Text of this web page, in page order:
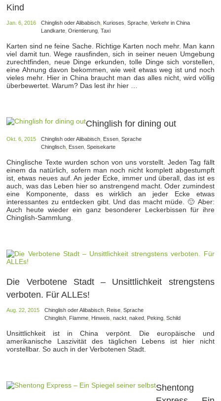
Kind
Jan. 6, 2016 Chinglish oder Alibabisch Kurioses ,Sprache ,Verkehr in China
Landkarte ,Orientierung ,Taxi
Karten sind ne feine Sache. Richtige Karten noch mehr. Man kann
viel damit tun. Wege rausfinden, sich in seiner neuen Umgebung
zurechtfinden, neue Dinge erkunden, tolle Dinge sich vorstellen,
eine Ahnung davon bekommen, wie weit etwas weg ist und noch
vieles mehr. Hier in China braucht man das alles nicht, wird völlig
überbewertet. Warum? Das lest ihr hier …
Chinglish for dining out
Okt. 6, 2015 Chinglish oder Alibabisch Essen ,Sprache
Chinglisch
Essen ,Speisekarte
Chinglische Texte wurden schon von uns vorstellt. Jeden Tag fällt
einem da natürlich, sofern man noch nicht komplett abgestumpft
ist, etwas neues auf. An jeder Ecke, immer und überall, das ist es
auch, was das Leben hier so anstrengend macht. Oder zumindest
eine Komponente, dass es wirklich an jeder Ecke etwas
interessantes zu entdecken gibt. Und das macht müde. 🙂 Aber:
Auch heute wieder ein ganz besonderer Leckerbissen für ihre
Chinglish-Sammlung.
Die Verbotene Stadt – Unsittlichkeit strengstens
verboten. Für ALLEs!
Aug. 22, 2015 Chinglish oder Alibabisch Reise ,Sprache
Chinglish Flamme Hinweis ,nackt ,naked Peking ,Schild
Unsittlichkeit ist in China verpönt. Die europäische und
amerikanische Laszivität des täglichen Lebens ist hier nicht
vorstellbar. So auch in der Verbotenen Stadt.
Shentong